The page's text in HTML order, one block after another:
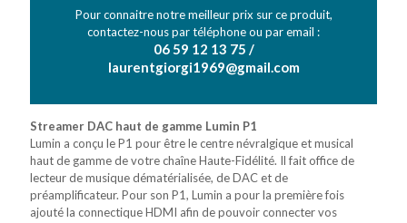
Pour connaitre notre meilleur prix sur ce produit,
contactez-nous par téléphone ou par email :
06 59 12 13 75 /
laurentgiorgi1969@gmail.com
Streamer DAC haut de gamme Lumin P1
Lumin a conçu le P1 pour être le centre névralgique et musical
haut de gamme de votre chaîne Haute-Fidélité. Il fait office de
lecteur de musique dématérialisée, de DAC et de
préamplificateur. Pour son P1, Lumin a pour la première fois
ajouté la connectique HDMI afin de pouvoir connecter vos